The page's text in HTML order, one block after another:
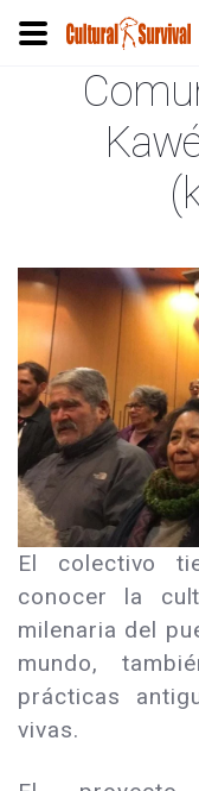
El colectivo
conocer la
milenaria del
mundo,
prácticas
vivas.